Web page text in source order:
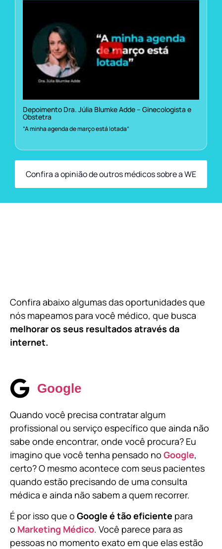
Depoimento Dra. Júlia Blumke Adde – Ginecologista e
Obstetra
“A minha agenda de março está lotada”
Confira a opinião de outros médicos sobre a WE
Confira abaixo algumas das oportunidades que
nós mapeamos para você médico, que busca
melhorar os seus resultados através da
internet.
Google
Quando você precisa contratar algum
profissional ou serviço específico que ainda não
sabe onde encontrar, onde você procura? Eu
imagino que você tenha pensado no Google,
certo? O mesmo acontece com seus pacientes
quando estão precisando de uma consulta
médica e ainda não sabem a quem recorrer.
É por isso que o Google é tão eficiente para
o Marketing Médico. Você parece para as
pessoas no momento exato em que elas estão